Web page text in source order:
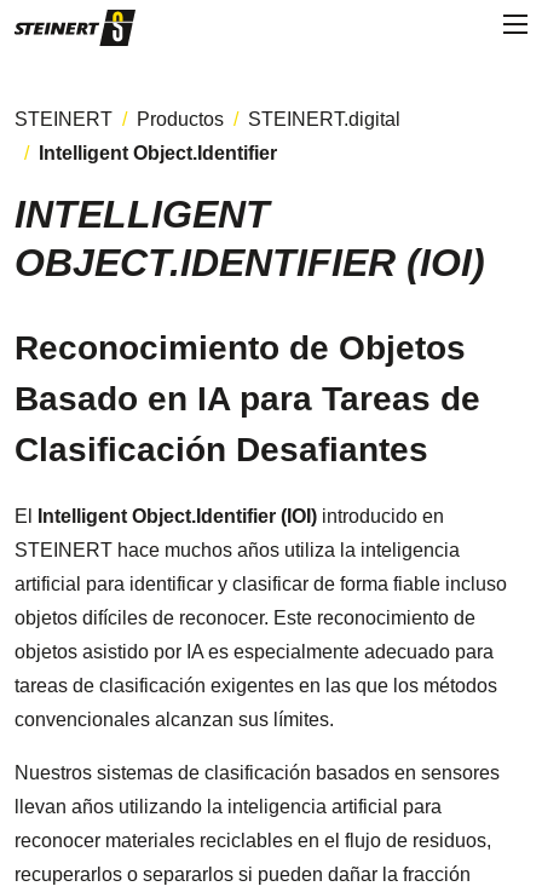
STEINERT Productos
STEINERT.digital
Intelligent Object.Identifier
INTELLIGENT
OBJECT.IDENTIFIER (IOI)
Reconocimiento de Objetos
Basado en IA para Tareas de
Clasificación Desafiantes
El Intelligent Object.Identifier (IOI) introducido en
STEINERT hace muchos años utiliza la inteligencia
artificial para identificar y clasificar de forma fiable incluso
objetos difíciles de reconocer. Este reconocimiento de
objetos asistido por IA es especialmente adecuado para
tareas de clasificación exigentes en las que los métodos
convencionales alcanzan sus límites.
Nuestros sistemas de clasificación basados en sensores
llevan años utilizando la inteligencia artificial para
reconocer materiales reciclables en el flujo de residuos,
recuperarlos o separarlos si pueden dañar la fracción